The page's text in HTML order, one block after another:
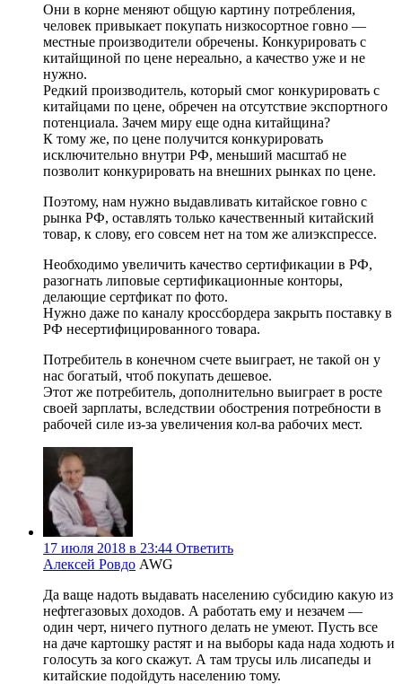
Они в корне меняют общую картину потребления,
человек привыкает покупать низкосортное говно —
местные производители обречены. Конкурировать с
китайщиной по цене нереально, а качество уже и не
нужно.
Редкий производитель, который смог конкурировать с
китайцами по цене, обречен на отсутствие экспортного
потенциала. Зачем миру еще одна китайщина?
К тому же, по цене получится конкурировать
исключительно внутри РФ, меньший масштаб не
позволит конкурировать на внешних рынках по цене.
Поэтому, нам нужно выдавливать китайское говно с
рынка РФ, оставлять только качественный китайский
товар, к слову, его совсем нет на том же алиэкспрессе.
Необходимо увеличить качество сертификации в РФ,
разогнать липовые сертификационные конторы,
делающие сертфикат по фото.
Нужно даже по каналу кроссбордера закрыть поставку в
РФ несертифицированного товара.
Потребитель в конечном счете выиграет, не такой он у
нас богатый, чтоб покупать дешевое.
Этот же потребитель, дополнительно выиграет в росте
своей зарплаты, вследствии обострения потребности в
рабочей силе из-за увеличения кол-ва рабочих мест.
17 июля 2018 в 23:44 Ответить
Алексей Ровдо AWG
Да ваще надоть выдавать населению субсидию какую из
нефтегазовых доходов. А работать ему и незачем —
один черт, ничего путного делать не умеют. Пусть все
на даче картошку растят и на выборы када нада ходють и
голосуть за кого скажут. А там трусы иль лисапеды и
китайские подойдуть населению тому.